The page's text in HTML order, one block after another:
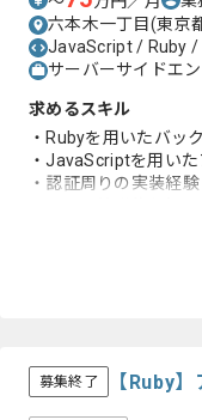
六本木一丁目(東京
JavaScript / Ruby /
サーバーサイドエ
求めるスキル
・Rubyを用いたバッ
・JavaScriptを用い
・認証周りの実装経験
募集終了 【Ruby